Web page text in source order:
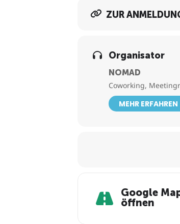
ZUR
Organisator
NOMAD
Coworking,
MEHR ERFAHREN
Google
öffnen